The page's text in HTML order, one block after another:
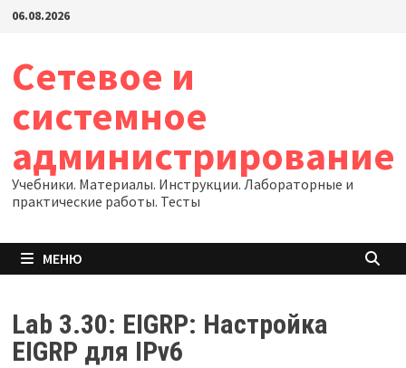
Перейти
06.08.2026
Сетевое и
системное
администрирование
Учебники. Материалы. Инструкции. Лабораторные и
практические работы. Тесты
МЕНЮ
Lab 3.30: EIGRP: Настройка
EIGRP для IPv6